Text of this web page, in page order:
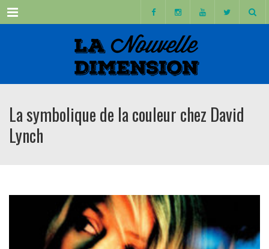
Menu
La symbolique de la couleur chez David
Lynch